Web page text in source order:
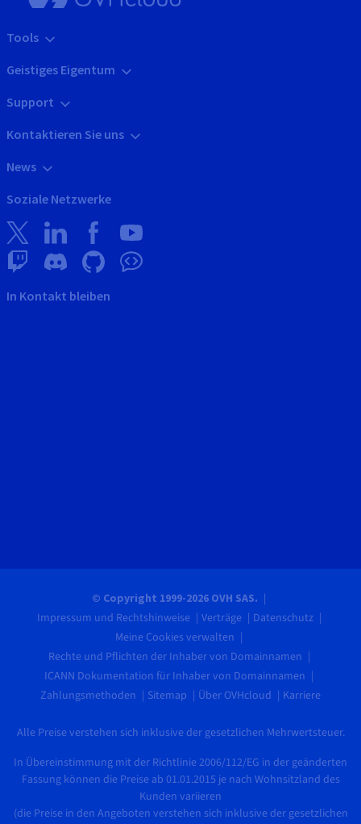
Tools
Geistiges Eigentum
Support
Kontaktieren Sie uns
News
Soziale Netzwerke
In Kontakt bleiben
© Copyright 1999-2026 OVH SAS.
Impressum und Rechtshinweise Verträge
Datenschutz
Meine Cookies verwalten
Rechte und Pflichten der Inhaber von Domainnamen
ICANN Dokumentation für Inhaber von Domainnamen
Zahlungsmethoden
Sitemap Über OVHcloud Karriere
Alle Preise verstehen sich inklusive der gesetzlichen Mehrwertsteuer.
In Übereinstimmung mit der Richtlinie 2006/112/EG in der geänderten
Fassung können die Preise ab 01.01.2015 je nach Wohnsitzland des
Kunden variieren
(die Preise in den Angeboten verstehen sich inklusive der gesetzlichen